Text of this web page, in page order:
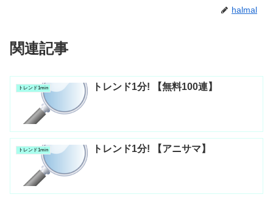
halmal
関連記事
トレンド1min トレンド1分! 【無料100連】
トレンド1min トレンド1分! 【アニサマ】